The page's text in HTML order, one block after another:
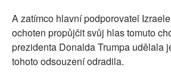
A zatímco hlavní podporovatel
ochoten propůjčit svůj hlas tomuto
prezidenta Donalda Trumpa udělala
tohoto odsouzení odradila.